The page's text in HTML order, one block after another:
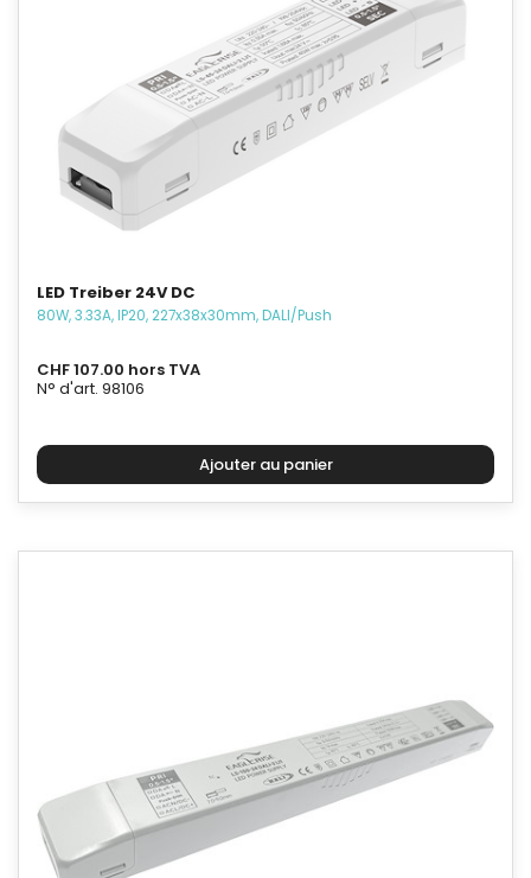
LED Treiber 24V DC
80W, 3.33A, IP20, 227x38x30mm, DALI/Push
CHF 107.00 hors TVA
N° d'art. 98106